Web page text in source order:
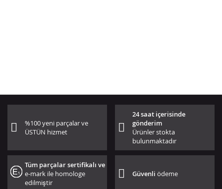
%100 yeni parçalar ve
ÜSTÜN hizmet
24 saat içerisinde
gönderim
Ürünler stokta
bulunmaktadır
Tüm parçalar sertifikalı ve
e-mark ile homologe
edilmiştir
Güvenliödeme